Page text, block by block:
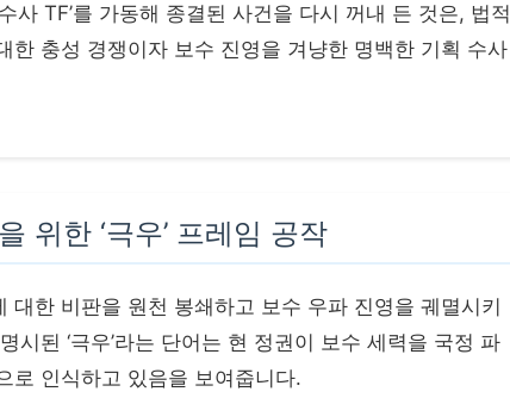
사 TF’를 가동해 종결된 사건을 다시 꺼내 든 것은, 법적
한 충성 경쟁이자 보수 진영을 겨냥한 명백한 기획 수사
위한 ‘극우’ 프레임 공작
대한 비판을 원천 봉쇄하고 보수 우파 진영을 궤멸시키
시된 ‘극우’라는 단어는 현 정권이 보수 세력을 국정 파
로 인식하고 있음을 보여줍니다.